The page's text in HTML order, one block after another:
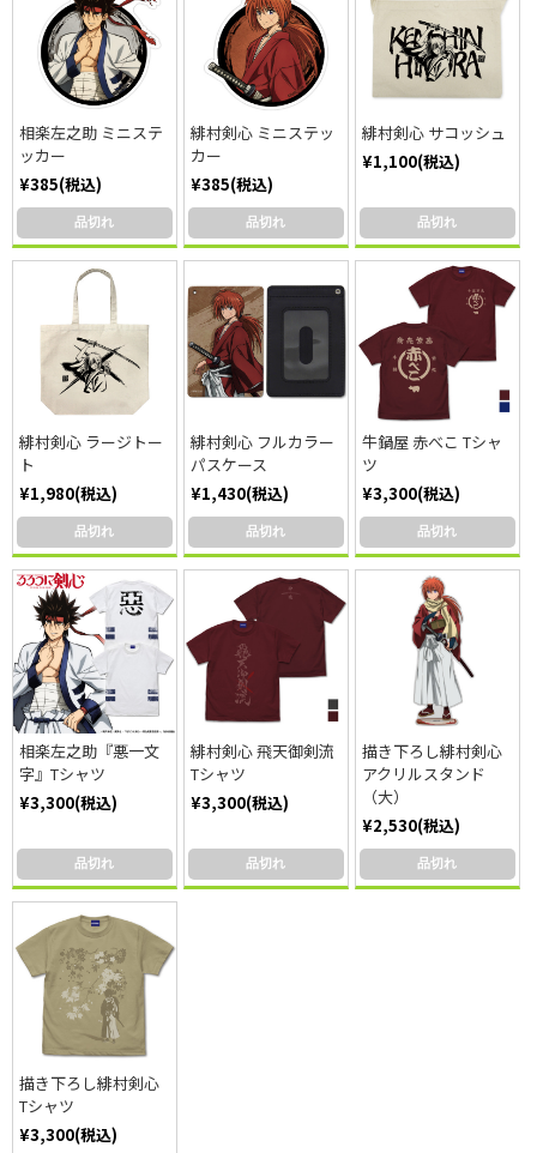
相楽左之助 ミニステ
ッカー
¥385(税込)
品切れ
緋村剣心 ミニステッ
カー
¥385(税込)
品切れ
緋村剣心 サコッシュ
¥1,100(税込)
品切れ
緋村剣心 ラージトー
ト
¥1,980(税込)
品切れ
緋村剣心 フルカラー
パスケース
¥1,430(税込)
品切れ
牛鍋屋 赤べこ Tシャ
ツ
¥3,300(税込)
品切れ
相楽左之助『悪一文
字』Tシャツ
¥3,300(税込)
品切れ
緋村剣心 飛天御剣流
Tシャツ
¥3,300(税込)
品切れ
描き下ろし緋村剣心
アクリルスタンド
（大）
¥2,530(税込)
品切れ
描き下ろし緋村剣心
Tシャツ
¥3,300(税込)